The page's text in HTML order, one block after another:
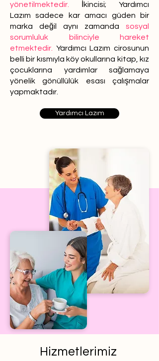
yönetilmektedir.
İkincisi; Yardımcı
Lazım sadece kar amacı güden bir
marka değil aynı zamanda sosyal
sorumluluk bilinciyle hareket
etmektedir.
Yardımcı Lazım cirosunun
belli bir kısmıyla köy okullarına kitap, kız
çocuklarına yardımlar sağlamaya
yönelik gönüllülük esası çalışmalar
yapmaktadır.
Yardımcı Lazım
Hizmetlerimiz